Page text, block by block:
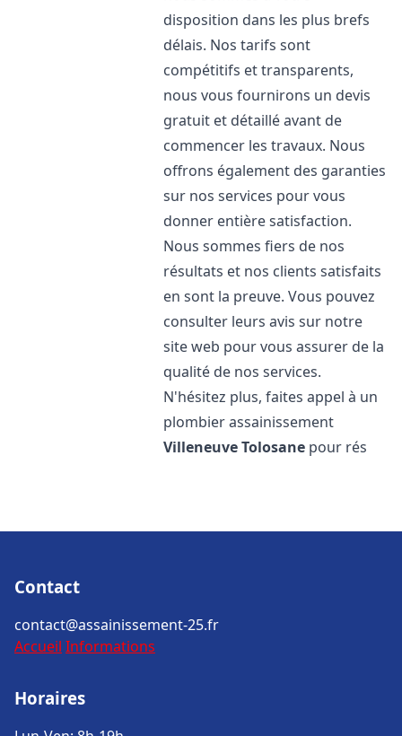
disposition dans les plus brefs
délais. Nos tarifs sont
compétitifs et transparents,
nous vous fournirons un devis
gratuit et détaillé avant de
commencer les travaux. Nous
offrons également des garanties
sur nos services pour vous
donner entière satisfaction.
Nous sommes fiers de nos
résultats et nos clients satisfaits
en sont la preuve. Vous pouvez
consulter leurs avis sur notre
site web pour vous assurer de la
qualité de nos services.
N'hésitez plus, faites appel à un
plombier assainissement
Villeneuve Tolosane pour rés
Contact
contact@assainissement-25.fr
Accueil Informations
Horaires